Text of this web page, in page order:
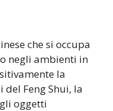
che si occupa
negli ambienti in
la
Feng Shui, la
oggetti